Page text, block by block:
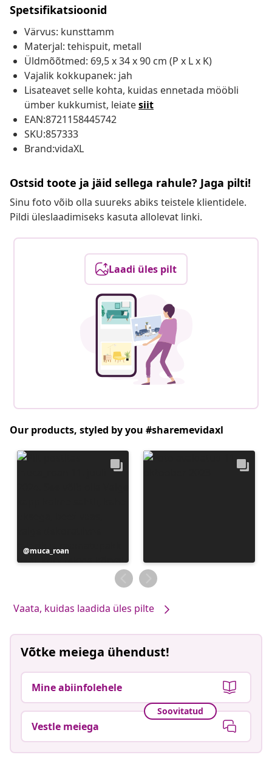
Spetsifikatsioonid
Värvus: kunsttamm
Materjal: tehispuit, metall
Üldmõõtmed: 69,5 x 34 x 90 cm (P x L x K)
Vajalik kokkupanek: jah
Lisateavet selle kohta, kuidas ennetada mööbli
ümber kukkumist, leiatesiit
EAN:8721158445742
SKU:857333
Brand:vidaXL
Ostsid toote ja jäid sellega rahule? Jaga pilti!
Sinu foto võib olla suureks abiks teistele klientidele.
Pildi üleslaadimiseks kasuta allolevat linki.
Laadi üles pilt
Our products, styled by you #sharemevidaxl
Postitus
avaldatud
muca_roan
Vaata, kuidas laadida üles pilte
Võtke meiega ühendust!
Mine abiinfolehele
Soovitatud
Vestle meiega